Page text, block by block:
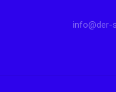
info@der-